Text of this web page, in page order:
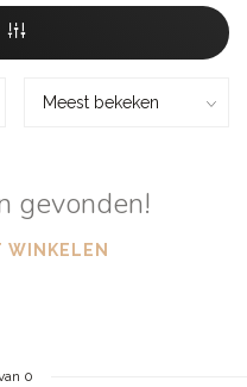
gevonden!
WINKELEN
0